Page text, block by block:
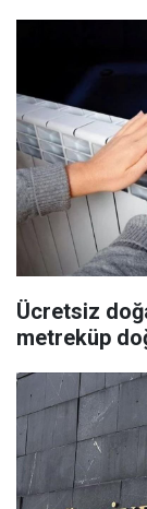
Ücretsiz
metreküp